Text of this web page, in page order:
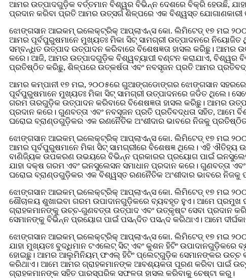
ଆମର ଉତ୍ପାଦଗୁଡ଼ିକ ବର୍ତ୍ତମାନ ବିଶ୍ୱର ବିଭିନ୍ନ ଦେଶରେ ବିକ୍ରି ହେଉଛି,
ପ୍ରଦାନ କରିବା ପ୍ରତି ଆମର ଉତ୍ସର୍ଗ ଶିଳ୍ପରେ ଏକ ବିଶ୍ୱସ୍ତ
ଝୋଙ୍ଗସାନ ଆଇକମ୍ ଇଲେକ୍ଟ୍ରିକ୍ ଆପ୍ଲାଏନ୍ସ କୋ. ଲିମିଟେଡ୍ ୧୭ ମଇ
ଆମର ପୂର୍ବପୁରୁଷମାନେ ମୁଖ୍ୟତଃ ମିକା ସିଟ୍ ସାମଗ୍ରୀ ଉତ୍ପାଦନରେ ନିୟୋଜିତ
ସମ୍ବନ୍ଧିତ ଉତ୍ପାଦ ଉତ୍ପାଦନ କରିବାରେ ବିଶେଷଜ୍ଞତା ହାସଲ କରିଛୁ। ଆମର
କରେ। ଆଜି, ଆମର ଉତ୍ପାଦଗୁଡ଼ିକ ବିଶ୍ୱବ୍ୟାପୀ ବଣ୍ଟନ କରାଯାଏ, ବିଶ୍ୱର
ପ୍ରତିଷ୍ଠିତ କରିଛୁ, ଶିଳ୍ପରେ ଉତ୍କର୍ଷତା ଏବଂ ନବସୃଜନ ପ୍ରତି ଆମର
ଆମର କମ୍ପାନୀ ୧୭ ମଇ, ୨୦୦୫ରେ ଗୁଆଙ୍ଗଡୋଙ୍ଗର ଝୋଙ୍ଗସାନ
ପୂର୍ବପୁରୁଷମାନେ ମୁଖ୍ୟତଃ ମିକା ସିଟ୍ ସାମଗ୍ରୀ ଉତ୍ପାଦନରେ ଜଡିତ ଥିଲେ।
ଗରମ ତାରଗୁଡ଼ିକ ଉତ୍ପାଦନ କରିବାରେ ବିଶେଷଜ୍ଞତା ହାସଲ କରିଛୁ। ଆମର
ପ୍ରଦାନ କରେ। ଗୁଣବତ୍ତା ଏବଂ ନବସୃଜନ ପ୍ରତି ପ୍ରତିବଦ୍ଧତା ସହିତ, ଆମେ
ଘରୋଇ ବ୍ରାଣ୍ଡଗୁଡ଼ିକର ଏକ ରଣନୈତିକ ଅଂଶୀଦାର ଭାବରେ ନିଜକୁ
ଝୋଙ୍ଗସାନ ଆଇକମ୍ ଇଲେକ୍ଟ୍ରିକ୍ ଆପ୍ଲାଏନ୍ସ କୋ. ଲିମିଟେଡ୍ ୧୭ ମଇ
ଆମର ପୂର୍ବପୁରୁଷମାନେ ମିକା ସିଟ୍ ସାମଗ୍ରୀରେ ବିଶେଷଜ୍ଞ ଥିଲେ। ଏହି
ବାଣିଜ୍ୟିକ ଉପକରଣ ଉଭୟରେ ବିଭିନ୍ନ ପ୍ରକାରର ପ୍ରୟୋଗ ପାଇଁ
ଯାହା ଦକ୍ଷ ଗରମ ଏବଂ ଇନସୁଲେସନ ସମାଧାନ ପ୍ରଦାନ କରେ।
ଘରୋଇ ବ୍ରାଣ୍ଡଗୁଡ଼ିକର ଏକ ବିଶ୍ୱସ୍ତ ରଣନୈତିକ ଅଂଶୀଦାର ଭାବରେ ନିଜକୁ
ଝୋଙ୍ଗସାନ ଆଇକମ୍ ଇଲେକ୍ଟ୍ରିକ୍ ଆପ୍ଲାଏନ୍ସ କୋ. ଲିମିଟେଡ୍ ୧୭ ମଇ
ଶୌଚାଳୟ ଶୁଖାଇବା ଗରମ ଉପାଦାନଗୁଡ଼ିକରେ ବ୍ୟବହୃତ ହୁଏ। ଆମେ ପ୍ରମୁଖ
ଗ୍ରାହକମାନଙ୍କୁ ଉଚ୍ଚ-ଗୁଣବତ୍ତା ଉତ୍ପାଦ ଏବଂ ଉତ୍କୃଷ୍ଟ ସେବା ପ୍ରଦାନ
ସେମାନଙ୍କୁ ବିଭିନ୍ନ ପ୍ରୟୋଗ ପାଇଁ ପସନ୍ଦିତ ପସନ୍ଦ କରିଥାଏ। ଆମେ
ଝୋଙ୍ଗସାନ ଆଇକମ୍ ଇଲେକ୍ଟ୍ରିକ୍ ଆପ୍ଲାଏନ୍ସ କୋ. ଲିମିଟେଡ୍ ୧୭ ମଇ
ଯାହା ମୁଖ୍ୟତଃ ବୁଦ୍ଧିମାନ ଟଏଲେଟ୍ ସିଟ୍ ଏବଂ କୁଶନ ହିଟିଂ ଉପାଦାନଗୁଡ଼ିକରେ
ହୋଇଛୁ। ଆମର ଆଲୁମିନିୟମ୍ ଫଏଲ୍ ହିଟିଂ ପ୍ଲେଟ୍‌ଗୁଡ଼ିକ ସେମାନଙ୍କର ଉଚ୍ଚ
କରିଥାଏ। ଆମେ ଆମର ଗ୍ରାହକମାନଙ୍କ ଆବଶ୍ୟକତା ପୂରଣ କରିବା ପାଇଁ ଉଚ୍ଚ-
ଗ୍ରାହକମାନଙ୍କ ସହିତ ପାରସ୍ପରିକ ସଫଳତା ହାସଲ କରିବାକୁ ଚେଷ୍ଟା କରୁ।